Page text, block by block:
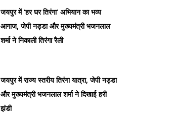
जयपुर में ‘हर घर तिरंगा’ अभियान का भव्य
आगाज, जेपी नड्डा और मुख्यमंत्री भजनलाल
शर्मा ने निकाली तिरंगा रैली
जयपुर में राज्य स्तरीय तिरंगा यात्रा, जेपी नड्डा
और मुख्यमंत्री भजनलाल शर्मा ने दिखाई हरी
झंडी